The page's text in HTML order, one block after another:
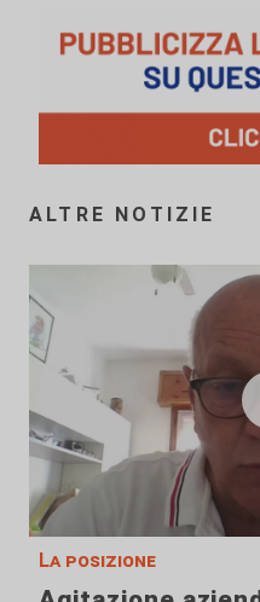
ALTRE NOTIZIE
La posizione